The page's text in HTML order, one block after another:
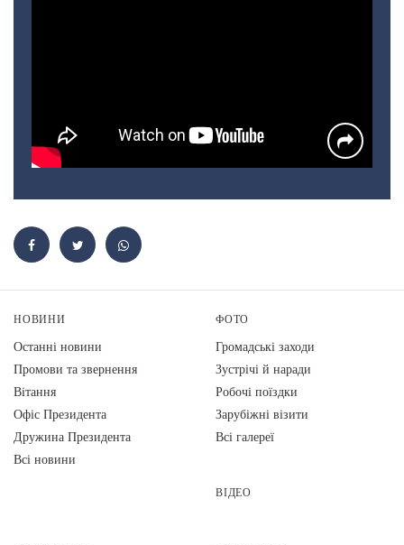
НОВИНИ
Останні новини
Промови та звернення
Вiтання
Офіс Президента
Дружина Президента
Всі новини
ФОТО
Громадські заходи
Зустрічі й наради
Робочі поїздки
Зарубіжні візити
Всі галереї
ВІДЕО